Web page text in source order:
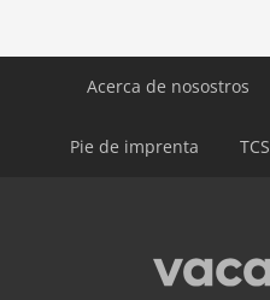
Acerca de nosostros
Pie de imprenta TCS